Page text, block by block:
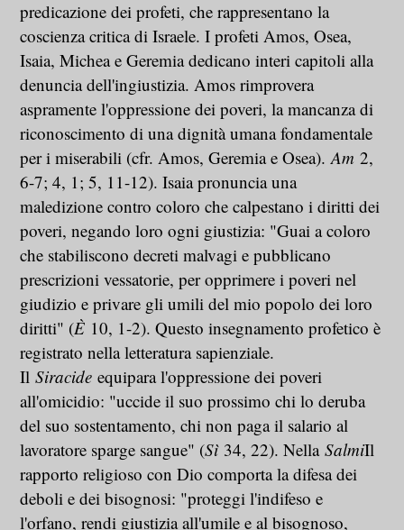
predicazione dei profeti, che rappresentano la
coscienza critica di Israele. I profeti Amos, Osea,
Isaia, Michea e Geremia dedicano interi capitoli alla
denuncia dell'ingiustizia. Amos rimprovera
aspramente l'oppressione dei poveri, la mancanza di
riconoscimento di una dignità umana fondamentale
per i miserabili (cfr. Amos, Geremia e Osea).Am2,
6-7; 4, 1; 5, 11-12). Isaia pronuncia una
maledizione contro coloro che calpestano i diritti dei
poveri, negando loro ogni giustizia: "Guai a coloro
che stabiliscono decreti malvagi e pubblicano
prescrizioni vessatorie, per opprimere i poveri nel
giudizio e privare gli umili del mio popolo dei loro
diritti" (È 10, 1-2). Questo insegnamento profetico è
registrato nella letteratura sapienziale.
IlSiracideequipara l'oppressione dei poveri
all'omicidio: "uccide il suo prossimo chi lo deruba
del suo sostentamento, chi non paga il salario al
lavoratore sparge sangue" (Sì 34, 22). NellaSalmiIl
rapporto religioso con Dio comporta la difesa dei
deboli e dei bisognosi: "proteggi l'indifeso e
l'orfano, rendi giustizia all'umile e al bisognoso,